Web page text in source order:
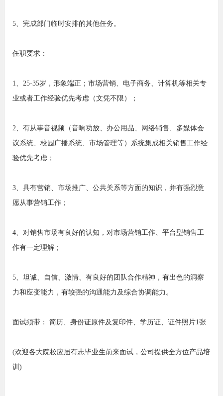
5、完成部门临时安排的其他任务。
任职要求：
1、25-35岁，形象端正；市场营销、电子商务、计算机等相关专
业或者工作经验优先考虑（文凭不限）；
2、有从事音视频（音响功放、办公用品、网络销售、多媒体会
议系统、校园广播系统、市场管理等）系统集成相关销售工作经
验优先考虑；
3、具有营销、市场推广、公共关系等方面的知识，并有强烈意
愿从事营销工作；
4、对销售市场有良好的认知，对市场营销工作、平台型销售工
作有一定理解；
5、坦诚、自信、激情、有良好的团队合作精神，有出色的洞察
力和应变能力，有较强的沟通能力及综合协调能力。
面试须带： 简历、身份证原件及复印件、学历证、证件照片1张
(欢迎各大院校应届有志毕业生前来面试，公司提供全方位产品培
训)